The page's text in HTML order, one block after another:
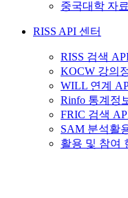
중국대학 자
RISS API 센터
RISS 검색
KOCW 강의
WILL 연계
Rinfo 통계정
FRIC 검색
SAM 분석활
활용 및 참여